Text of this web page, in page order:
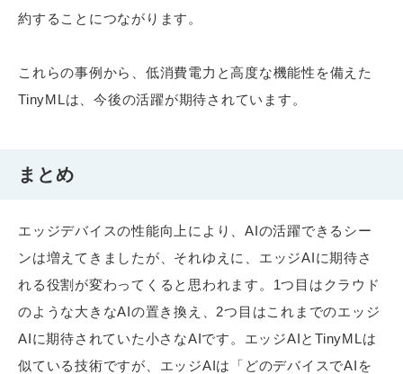
約することにつながります。
これらの事例から、低消費電力と高度な機能性を備えた
TinyMLは、今後の活躍が期待されています。
まとめ
エッジデバイスの性能向上により、AIの活躍できるシー
ンは増えてきましたが、それゆえに、エッジAIに期待さ
れる役割が変わってくると思われます。1つ目はクラウド
のような大きなAIの置き換え、2つ目はこれまでのエッジ
AIに期待されていた小さなAIです。エッジAIとTinyMLは
似ている技術ですが、エッジAIは「どのデバイスでAIを